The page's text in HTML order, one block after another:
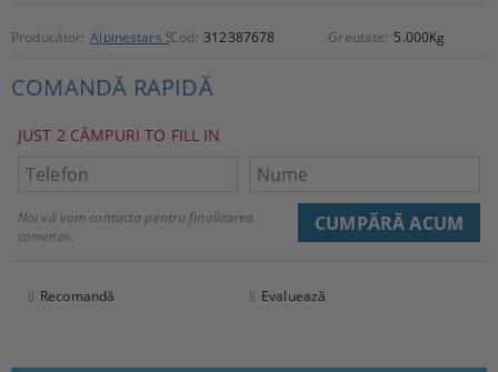
Producător: Alpinestars Street
Cod: 312387678 Greutate: 5.000Kg
COMANDĂ RAPIDĂ
JUST 2 CÂMPURI TO FILL IN
Noi vă vom contacta pentru finalizarea
comenzii.
Recomandă Evaluează